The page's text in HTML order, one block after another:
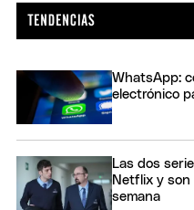
WhatsApp:
electrónico
Las dos
Netflix y son
semana